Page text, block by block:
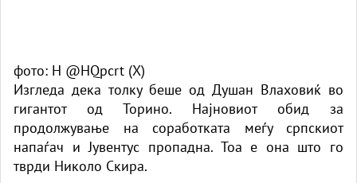
фото: H @HQpcrt (X)
Изгледа дека толку беше од Душан Влаховиќ во
гигантот од Торино. Најновиот обид за
продолжување на соработката меѓу српскиот
напаѓач и Јувентус пропадна. Тоа е она што го
тврди Николо Скира.